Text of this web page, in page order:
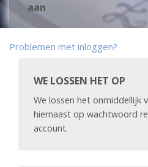
aan
Problemen met inloggen?
WE LOSSEN HET OP
We lossen het onmiddellijk
hiernaast op wachtwoord
account.